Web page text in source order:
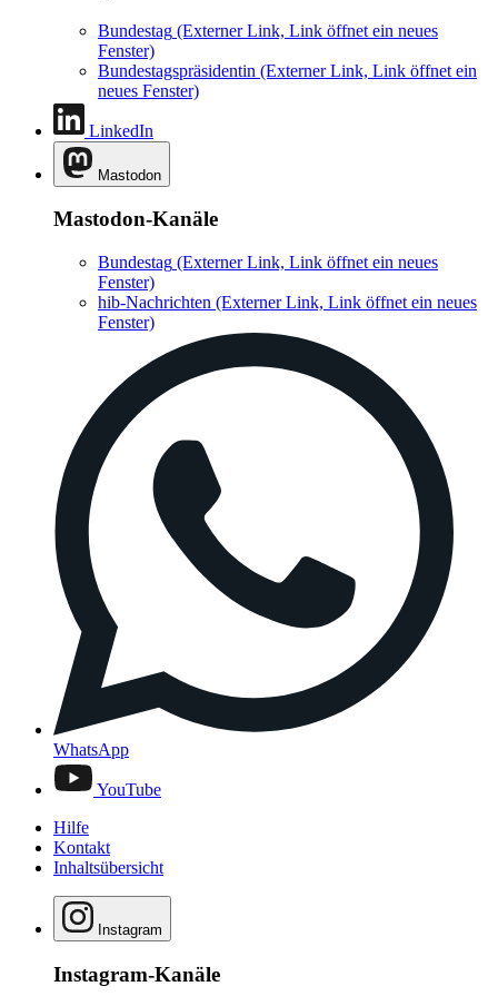
Bundestag (Externer Link, Link öffnet ein neues
Fenster)
Bundestagspräsidentin (Externer Link, Link öffnet ein
neues Fenster)
LinkedIn
Mastodon
Mastodon-Kanäle
Bundestag (Externer Link, Link öffnet ein neues
Fenster)
hib-Nachrichten (Externer Link, Link öffnet ein neues
Fenster)
WhatsApp
YouTube
Hilfe
Kontakt
Inhaltsübersicht
Instagram
Instagram-Kanäle